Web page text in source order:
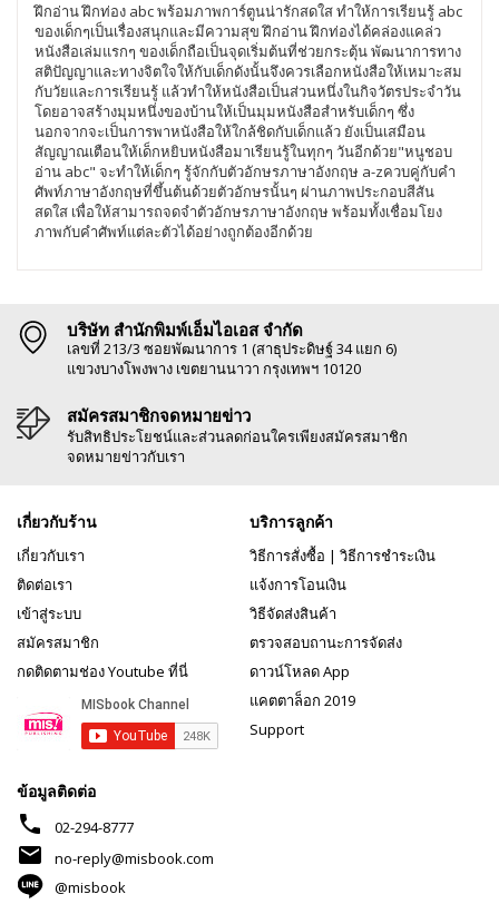
ฝึกอ่าน ฝึกท่อง abc พร้อมภาพการ์ตูนน่ารักสดใส ทำให้การเรียนรู้ abc
ของเด็กๆเป็นเรื่องสนุกและมีความสุข ฝึกอ่าน ฝึกท่องได้คล่องแคล่ว
หนังสือเล่มแรกๆ ของเด็กถือเป็นจุดเริ่มต้นที่ช่วยกระตุ้น พัฒนาการทาง
สติปัญญาและทางจิตใจให้กับเด็กดังนั้นจึงควรเลือกหนังสือให้เหมาะสม
กับวัยและการเรียนรู้ แล้วทำให้หนังสือเป็นส่วนหนึ่งในกิจวัตรประจำวัน
โดยอาจสร้างมุมหนึ่งของบ้านให้เป็นมุมหนังสือสำหรับเด็กๆ ซึ่ง
นอกจากจะเป็นการพาหนังสือให้ใกล้ชิดกับเด็กแล้ว ยังเป็นเสมือน
สัญญาณเตือนให้เด็กหยิบหนังสือมาเรียนรู้ในทุกๆ วันอีกด้วย"หนูชอบ
อ่าน abc" จะทำให้เด็กๆ รู้จักกับตัวอักษรภาษาอังกฤษ a-zควบคู่กับคำ
ศัพท์ภาษาอังกฤษที่ขึ้นต้นด้วยตัวอักษรนั้นๆ ผ่านภาพประกอบสีสัน
สดใส เพื่อให้สามารถจดจำตัวอักษรภาษาอังกฤษ พร้อมทั้งเชื่อมโยง
ภาพกับคำศัพท์แต่ละตัวได้อย่างถูกต้องอีกด้วย
บริษัท สำนักพิมพ์เอ็มไอเอส จำกัด
เลขที่ 213/3 ซอยพัฒนาการ 1 (สาธุประดิษฐ์ 34 แยก 6)
แขวงบางโพงพาง เขตยานนาวา กรุงเทพฯ 10120
สมัครสมาชิกจดหมายข่าว
รับสิทธิประโยชน์และส่วนลดก่อนใครเพียงสมัครสมาชิก
จดหมายข่าวกับเรา
เกี่ยวกับร้าน
เกี่ยวกับเรา
ติดต่อเรา
เข้าสู่ระบบ
สมัครสมาชิก
กดติดตามช่อง Youtube ที่นี่
บริการลูกค้า
วิธีการสั่งซื้อ | วิธีการชำระเงิน
แจ้งการโอนเงิน
วิธีจัดส่งสินค้า
ตรวจสอบถานะการจัดส่ง
ดาวน์โหลด App
แคตตาล็อก 2019
Support
ข้อมูลติดต่อ
phone 02-294-8777
mail
no-reply@misbook.com
@misbook